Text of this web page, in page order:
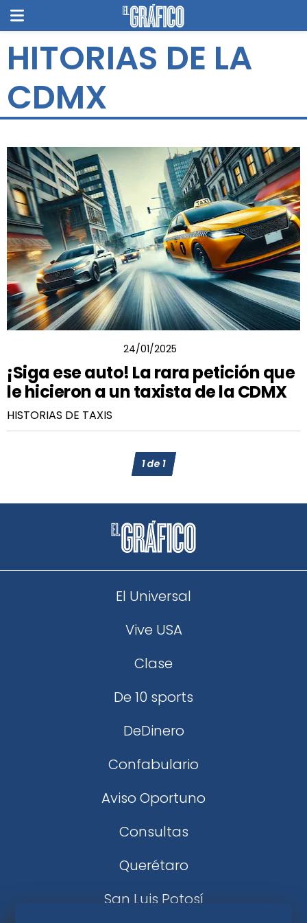
HITORIAS DE LA
CDMX
24/01/2025
¡Siga ese auto! La rara petición que
le hicieron a un taxista de la CDMX
HISTORIAS DE TAXIS
1de1
El Universal
Vive USA
Clase
De 10 sports
DeDinero
Confabulario
Aviso Oportuno
Consultas
Querétaro
San Luis Potosí